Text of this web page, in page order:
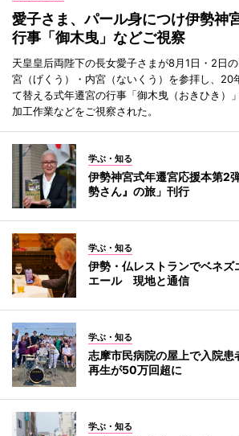
愛子さま、パール身につけ伊勢
行事「御木曳」などご視察
天皇皇后両陛下の長女愛子さまが8月1日・2日
宮（げくう）・内宮（ないくう）を参拝し、20
て替える式年遷宮の行事「御木曳（おきひき）
加工作業などをご視察された。
学ぶ・知る
伊勢神宮式年遷宮応援本第
勢さん』の旅」刊行
学ぶ・知る
伊勢・仏レストランでベネズ
エール 現地と通信
学ぶ・知る
志摩市民病院の屋上で入院
再生が50万回超に
学ぶ・知る